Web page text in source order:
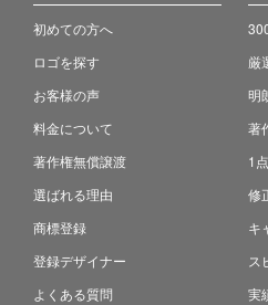
初めての方へ
ロゴを探す
お客様の声
料金について
著作権無償譲渡
選ばれる理由
商標登録
登録デザイナー
よくある質問
厳
明
著
1
修
キ
ス
実